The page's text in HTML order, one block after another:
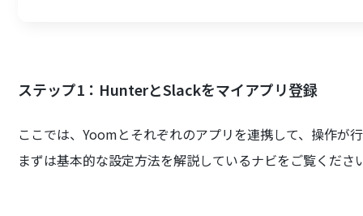
ステップ1：HunterとSlackをマイアプリ登録
ここでは、Yoomとそれぞれのアプリを連携して、操作が
まずは基本的な設定方法を解説しているナビをご覧くださ